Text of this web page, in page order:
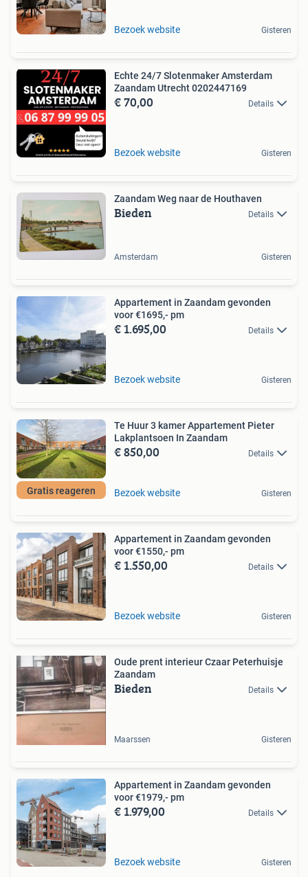
Bezoek website Gisteren
Echte 24/7 Slotenmaker Amsterdam
Zaandam Utrecht 0202447169
€ 70,00 Details
Bezoek website Gisteren
Zaandam Weg naar de Houthaven
Bieden Details
Amsterdam Gisteren
Appartement in Zaandam gevonden
voor €1695,- pm
€ 1.695,00 Details
Bezoek website Gisteren
Gratis reageren
Te Huur 3 kamer Appartement Pieter
Lakplantsoen In Zaandam
€ 850,00 Details
Bezoek website Gisteren
Appartement in Zaandam gevonden
voor €1550,- pm
€ 1.550,00 Details
Bezoek website Gisteren
Oude prent interieur Czaar Peterhuisje
Zaandam
Bieden Details
Maarssen Gisteren
Appartement in Zaandam gevonden
voor €1979,- pm
€ 1.979,00 Details
Bezoek website Gisteren